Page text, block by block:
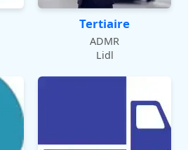
Tertiaire
ADMR
Lidl